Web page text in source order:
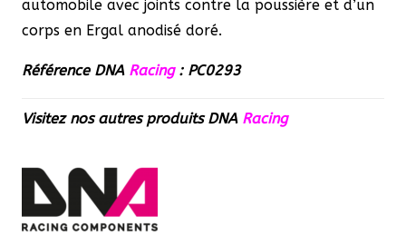
automobile avec joints contre la poussière et d’un
corps en Ergal anodisé doré.
Référence DNA Racing: PC0293
Visitez nos autres produitsDNA Racing